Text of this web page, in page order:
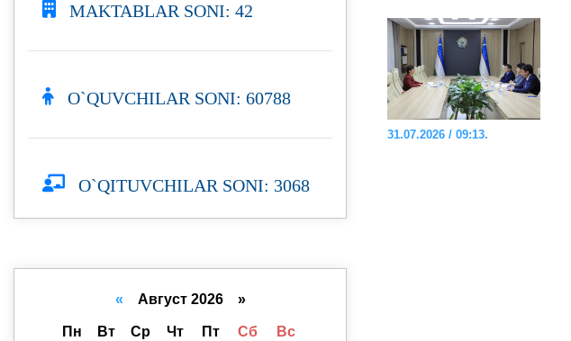
MAKTABLAR SONI: 42
O`QUVCHILAR SONI: 60788
O`QITUVCHILAR SONI: 3068
« Август 2026 »
Пн Вт Ср Чт Пт Сб Вс
31.07.2026 / 09:13.